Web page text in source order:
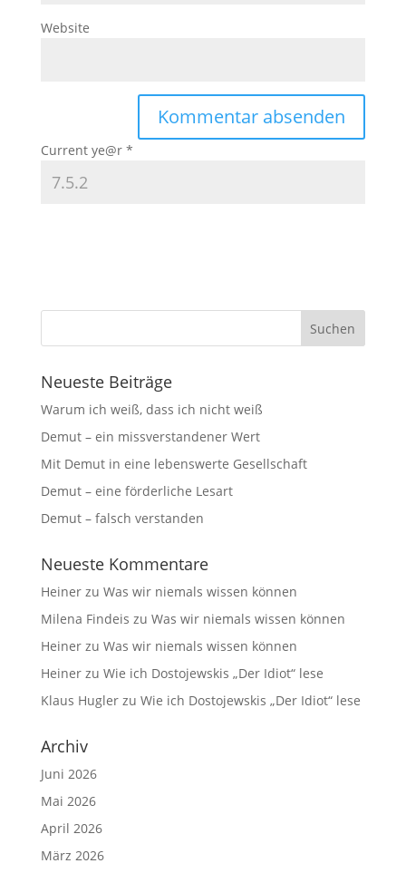
Website
Current ye@r *
Neueste Beiträge
Warum ich weiß, dass ich nicht weiß
Demut – ein missverstandener Wert
Mit Demut in eine lebenswerte Gesellschaft
Demut – eine förderliche Lesart
Demut – falsch verstanden
Neueste Kommentare
Heinerzu Was wir niemals wissen können
Milena Findeis zu Was wir niemals wissen können
Heinerzu Was wir niemals wissen können
Heinerzu Wie ich Dostojewskis „Der Idiot“ lese
Klaus Huglerzu Wie ich Dostojewskis „Der Idiot“ lese
Archiv
Juni 2026
Mai 2026
April 2026
März 2026